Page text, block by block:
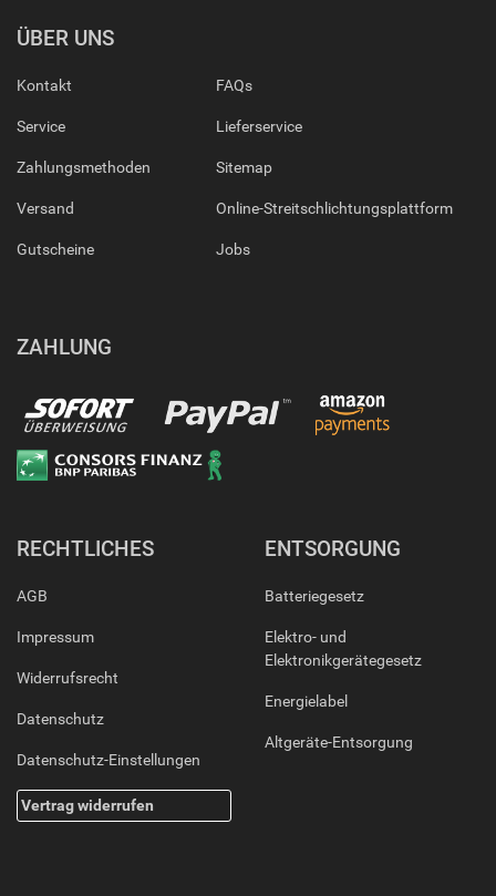
ÜBER UNS
Kontakt
Service
Zahlungsmethoden
Versand
Gutscheine
FAQs
Lieferservice
Sitemap
Online-Streitschlichtungsplattform
Jobs
ZAHLUNG
RECHTLICHES
AGB
Impressum
Widerrufsrecht
Datenschutz
Datenschutz-Einstellungen
Vertrag widerrufen
ENTSORGUNG
Batteriegesetz
Elektro- und
Elektronikgerätegesetz
Energielabel
Altgeräte-Entsorgung